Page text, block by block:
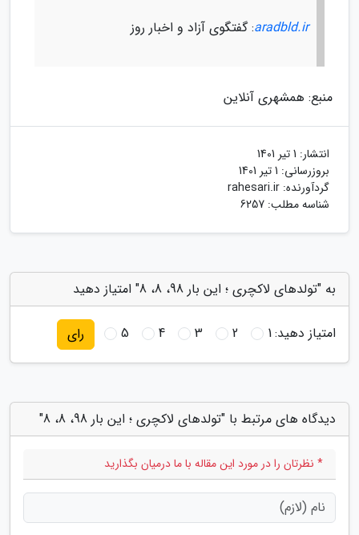
aradbld.ir: گفتگوی آزاد و اخبار روز
منبع: همشهری آنلاین
انتشار: 1 تیر 1401
بروزرسانی: 1 تیر 1401
گردآورنده: rahesari.ir
شناسه مطلب: 6257
به "تولدهای لاکچری ؛ این بار 98، 8، 8" امتیاز دهید
امتیاز دهید:1
2
3
4
5 رای
دیدگاه های مرتبط با "تولدهای لاکچری ؛ این بار 98، 8، 8"
* نظرتان را در مورد این مقاله با ما درمیان بگذارید